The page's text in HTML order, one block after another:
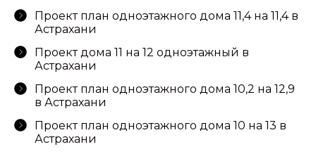
Проект план одноэтажного дома 11,4 на 11,4 в
Астрахани
Проект дома 11 на 12 одноэтажный в
Астрахани
Проект план одноэтажного дома 10,2 на 12,9
в Астрахани
Проект план одноэтажного дома 10 на 13 в
Астрахани